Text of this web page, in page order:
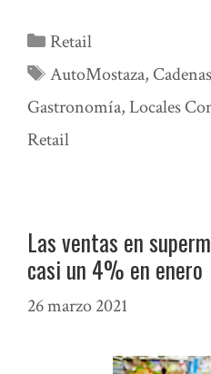
Categorías
Retail
Etiquetas
AutoMostaza,
Gastronomía,Locales
Retail
Las ventas en
casi un 4% en enero
26 marzo 2021